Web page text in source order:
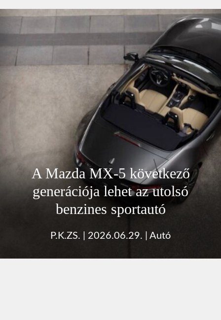
A Mazda MX-5 következő
generációja lehet az utolsó
benzines sportautó
P.K.ZS. 2026.06.29. Autó